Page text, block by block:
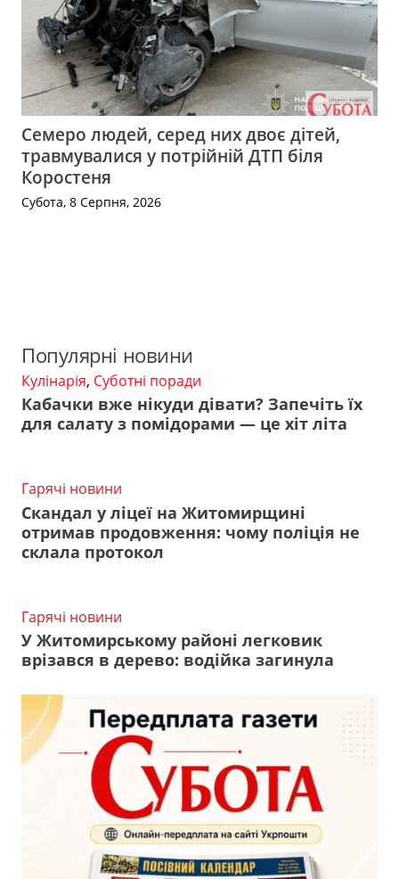
Семеро людей, серед них двоє дітей,
травмувалися у потрійній ДТП біля
Коростеня
Субота, 8 Серпня, 2026
Популярні новини
Кулінарія, Суботні поради
Кабачки вже нікуди дівати? Запечіть їх
для салату з помідорами — це хіт літа
Гарячі новини
Скандал у ліцеї на Житомирщині
отримав продовження: чому поліція не
склала протокол
Гарячі новини
У Житомирському районі легковик
врізався в дерево: водійка загинула